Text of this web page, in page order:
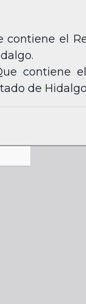
contiene el
contiene
de